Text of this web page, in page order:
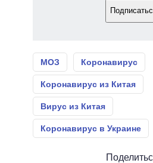
МОЗ Коронавирус
Коронавирус из Китая
Вирус из Китая
Коронавирус в Украине